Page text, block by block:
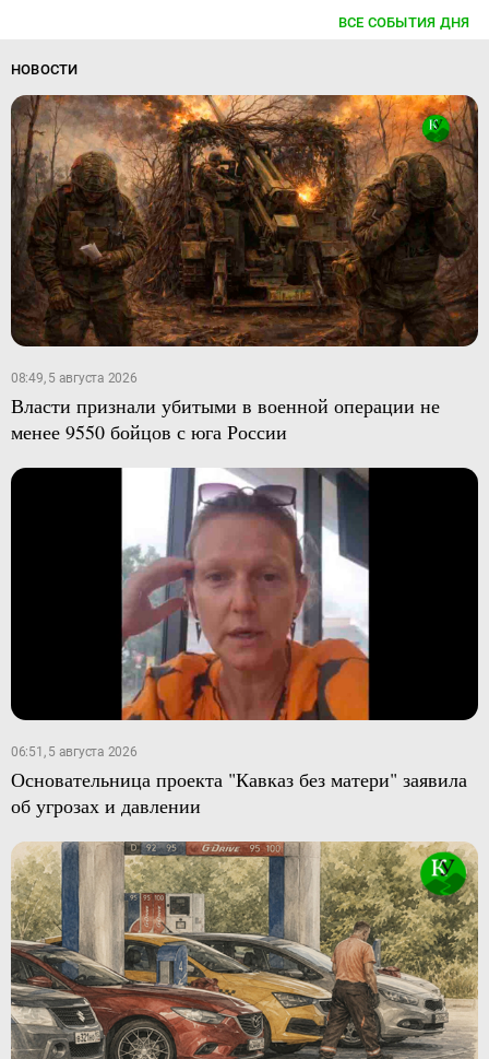
ВСЕ СОБЫТИЯ ДНЯ
НОВОСТИ
08:49, 5 августа 2026
Власти признали убитыми в военной операции не
менее 9550 бойцов с юга России
06:51, 5 августа 2026
Основательница проекта "Кавказ без матери" заявила
об угрозах и давлении